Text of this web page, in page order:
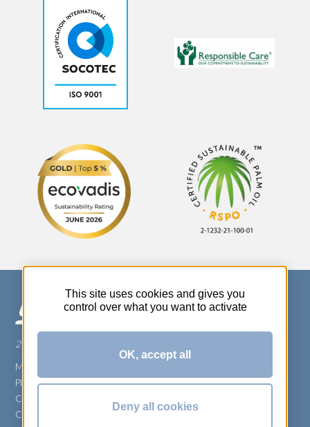
270 Rue Thérèse Planiol - 37310 TAUXIGNY
Mentions légales
Plan du site
Carrière
Conditions générales de vente
This site uses cookies and gives you
control over what you want to activate
OK, accept all
Deny all cookies